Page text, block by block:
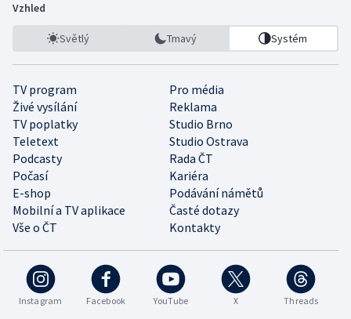
Vzhled
Světlý Tmavý Systém
TV program
Pro média
Živé vysílání
Reklama
TV poplatky
Studio Brno
Teletext
Studio Ostrava
Podcasty
Rada ČT
Počasí
Kariéra
E-shop
Podávání námětů
Mobilní a TV aplikace
Časté dotazy
Vše o ČT
Kontakty
Instagram Facebook YouTube X Threads